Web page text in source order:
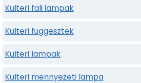
Kulteri fali lampak
Kulteri fuggesztek
Kulteri lampak
Kulteri mennyezeti lampa